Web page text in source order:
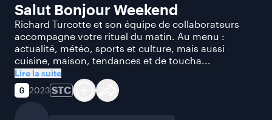
Salut Bonjour Weekend
Richard Turcotte et son équipe de collaborateurs
accompagne votre rituel du matin. Au menu :
actualité, météo, sports et culture, mais aussi
cuisine, maison, tendances et de toucha...
Lire la suite
2023STC